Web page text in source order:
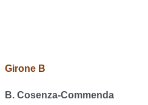
Girone B
B. Cosenza-Commenda